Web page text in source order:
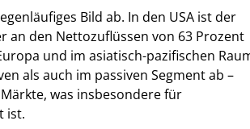
Bild ab. In den USA ist der
an den Nettozuflüssen von 63 Prozent
und im asiatisch-pazifischen
als auch im passiven Segment ab –
was insbesondere für
ist.